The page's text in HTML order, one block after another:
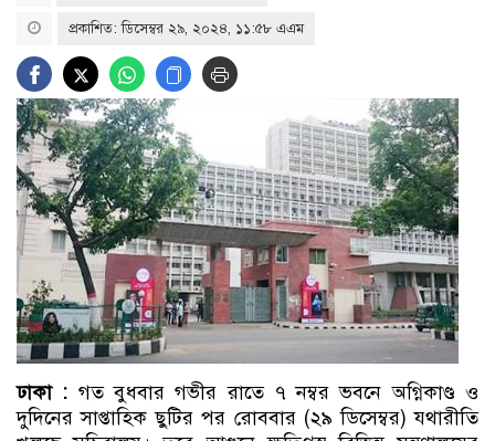
প্রকাশিত: ডিসেম্বর ২৯, ২০২৪, ১১:৫৮ এএম
ঢাকা : গত বুধবার গভীর রাতে ৭ নম্বর ভবনে অগ্নিকাণ্ড ও
দুদিনের সাপ্তাহিক ছুটির পর রোববার (২৯ ডিসেম্বর) যথারীতি